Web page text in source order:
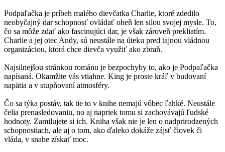
Podpaľačka je príbeh malého dievčatka Charlie, ktoré zdedilo
neobyčajný dar schopnosť ovládať oheň len silou svojej mysle. To,
čo sa môže zdať ako fascinujúci dar, je však zároveň prekliatím.
Charlie a jej otec Andy, sú neustále na úteku pred tajnou vládnou
organizáciou, ktorá chce dievča využiť ako zbraň.
Najsilnejšou stránkou románu je bezpochyby to, ako je Podpaľačka
napísaná. Okamžite vás vtiahne. King je proste kráľ v budovaní
napätia a v stupňovaní atmosféry.
Čo sa týka postáv, tak tie to v knihe nemajú vôbec ľahké. Neustále
čelia prenasledovaniu, no aj napriek tomu si zachovávajú ľudské
hodnoty. Zamilujete si ich. Kniha však nie je len o nadprirodzených
schopnostiach, ale aj o tom, ako ďaleko dokáže zájsť človek či
vláda, v snahe získať moc.